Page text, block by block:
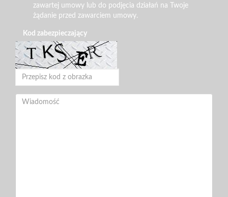
zawartej umowy lub do podjęcia działań na Twoje
żądanie przed zawarciem umowy.
Kod zabezpieczający